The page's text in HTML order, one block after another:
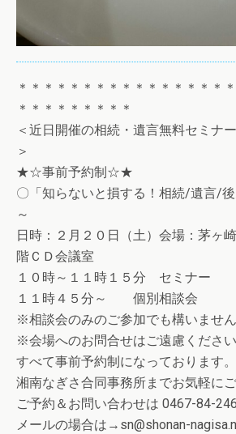
＊＊＊＊＊＊＊＊＊＊＊＊＊＊＊＊
＊＊＊＊＊＊＊＊＊
＜近日開催の相続・遺言無料セミナ
＞
★☆事前予約制☆★
〇「知らないと損する！相続/遺言/
～
日時：２月２０日（土）会場：茅ヶ
階ＣＤ会議室
１０時～１１時１５分 セミナー
１１時４５分～ 個別相談会
※相談会のみのご参加でも構いません
※会場へのお問合せはご遠慮ください
すべて事前予約制になっております。
湘南なぎさ合同事務所までお気軽に
ご予約＆お問い合わせは 0467-84-
メールの場合は→sn@shonan-